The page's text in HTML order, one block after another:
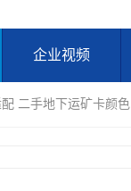
企业视频
二手地下运矿卡颜色